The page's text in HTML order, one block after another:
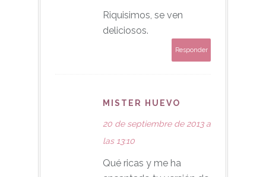
Riquisimos, se ven
deliciosos.
Responder
MISTER HUEVO
20 de septiembre de 2013 a
las 13:10
Qué ricas y me ha